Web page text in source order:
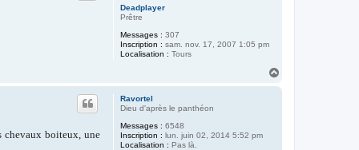
Deadplayer
Prêtre
Messages : 307
Inscription : sam. nov. 17, 2007 1:05 pm
Localisation : Tours
Ravortel
Dieu d'après le panthéon
Messages : 6548
Inscription : lun. juin 02, 2014 5:52 pm
Localisation : Pas là.
chevaux boiteux, une